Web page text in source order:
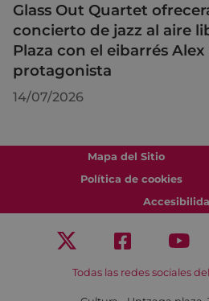
Glass Out Quartet
concierto de jazz al aire
Plaza con el eibarrés
protagonista
14/07/2026
Mapa del Sitio
Política de cookies
Todas las redes sociales